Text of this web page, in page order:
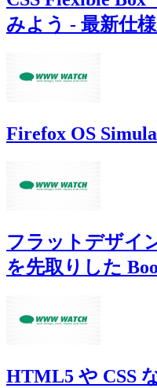
みよう - 最新仕
Firefox OS
フラットデザイ
を先取りした
HTML5 や CSS